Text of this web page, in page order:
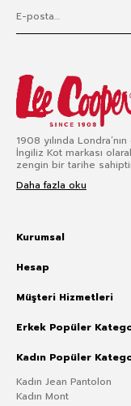
1908 yılında
İngiliz Kot markası
zengin bir tarihe
Daha fazla oku
Kurumsal
Hesap
Müşteri Hizmetleri
Erkek Popüler
Kadın Popüler
Kadın Jean Pantolon
Kadın Mont